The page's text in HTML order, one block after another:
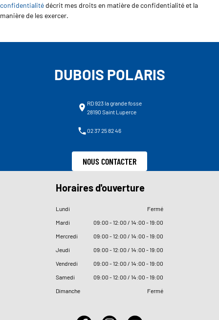
confidentialité décrit mes droits en matière de confidentialité et la
manière de les exercer.
DUBOIS POLARIS
RD 923 la grande fosse
28190 Saint Luperce
02 37 25 82 46
NOUS CONTACTER
Horaires d'ouverture
Lundi
Fermé
Mardi
09:00 - 12:00 / 14:00 - 19:00
Mercredi
09:00 - 12:00 / 14:00 - 19:00
Jeudi
09:00 - 12:00 / 14:00 - 19:00
Vendredi
09:00 - 12:00 / 14:00 - 19:00
Samedi
09:00 - 12:00 / 14:00 - 19:00
Dimanche
Fermé